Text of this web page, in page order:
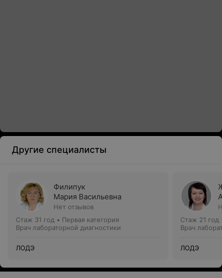
Другие специалисты
Филипук
Мария Васильевна
Нет отзывов
Стаж 31 год • Первая категория
Врач лабораторной диагностики
ЛОДЭ
Стаж 21 год
Врач
ЛОДЭ